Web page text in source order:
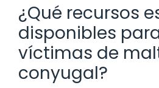
¿Qué recursos
disponibles
víctimas de
conyugal?